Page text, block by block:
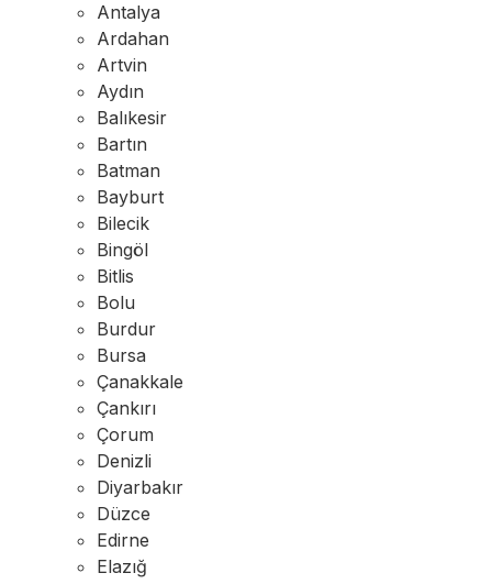
Antalya
Ardahan
Artvin
Aydın
Balıkesir
Bartın
Batman
Bayburt
Bilecik
Bingöl
Bitlis
Bolu
Burdur
Bursa
Çanakkale
Çankırı
Çorum
Denizli
Diyarbakır
Düzce
Edirne
Elazığ